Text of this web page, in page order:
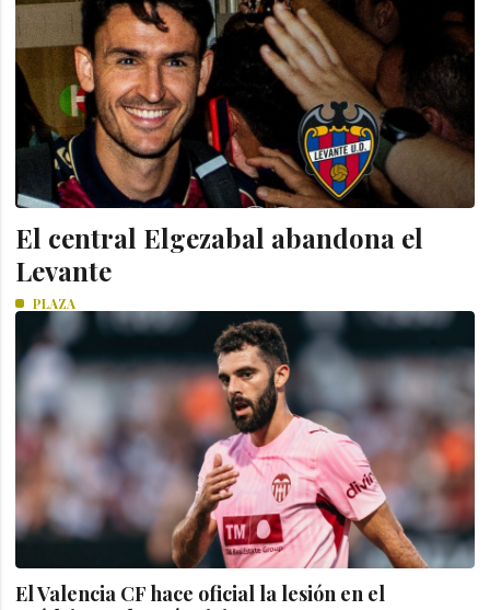
El central Elgezabal abandona el
Levante
PLAZA
El Valencia CF hace oficial la lesión en el